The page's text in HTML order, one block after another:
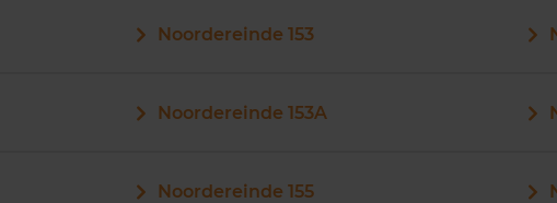
Noordereinde 153
Noordereinde 153A
Noordereinde 155